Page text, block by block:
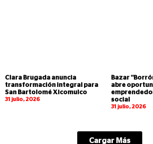
Clara Brugada anuncia
transformación integral para
San Bartolomé Xicomulco
31 julio, 2026
Bazar
abre
social
31 julio, 2026
Cargar Más